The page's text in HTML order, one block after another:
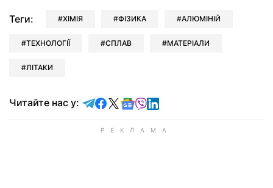
Теги: ХІМІЯ ФІЗИКА АЛЮМІНІЙ
ТЕХНОЛОГІЇ СПЛАВ МАТЕРІАЛИ
ЛІТАКИ
Читайте нас у: Читайте у Telegram
Читайте у Facebook
Читайте у X
Читайте у Google news
Читайте у Viber
Читайте у LinkedIn